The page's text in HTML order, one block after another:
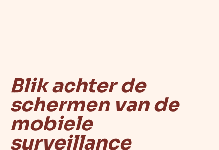
Blik achter de
schermen van de
mobiele
surveillance